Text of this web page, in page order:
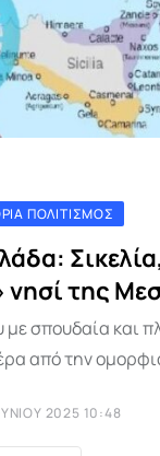
ΠΟΛΙΤΙΣΜΌΣ
νησί της
σπουδαία και
από την
2025 10:48